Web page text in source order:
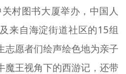
村图书大厦举办，中国人
来自海淀街道社区的15组
志愿者们绘声绘色地为亲子
魔王视角下的西游记，还带